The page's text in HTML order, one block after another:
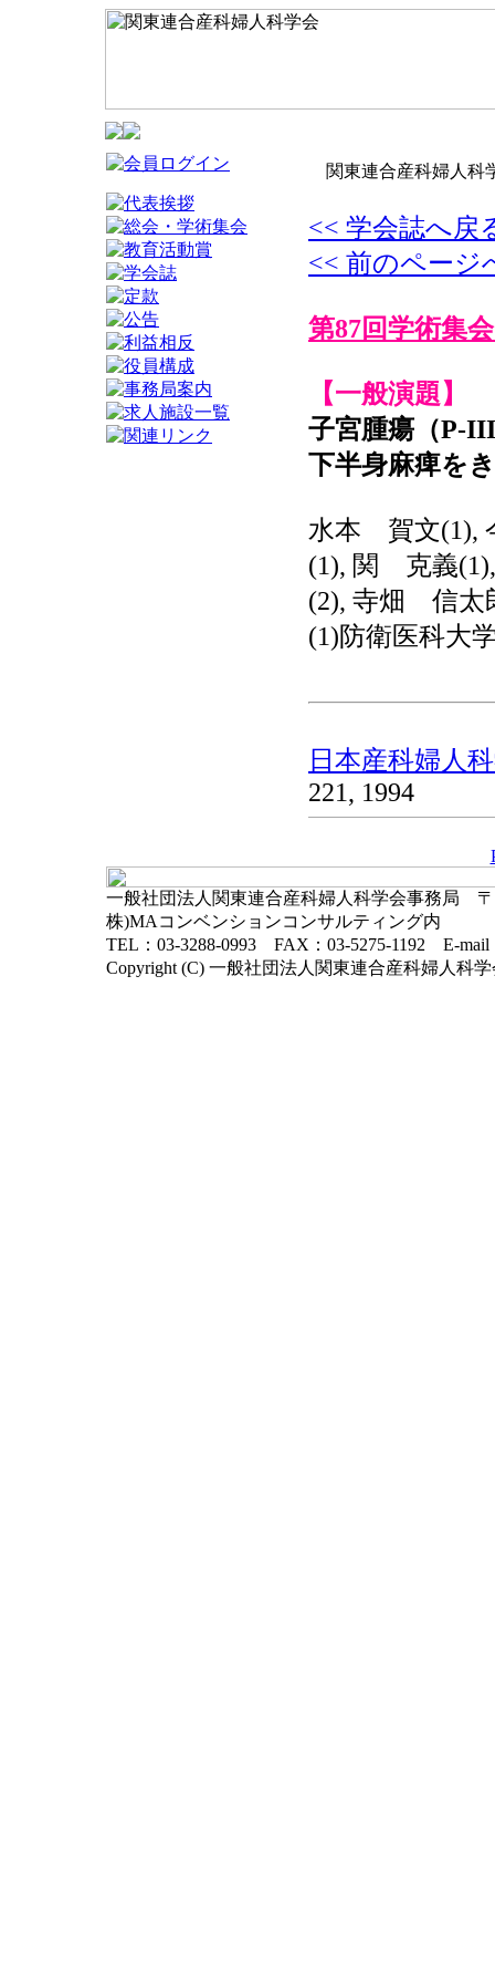
関東連合産科婦人科
<< 学会誌へ戻
<< 前のページ
第87回学術集会
【一般演題】
子宮腫瘍（P-
下半身麻痺を
水本 賀文(1),
(1), 関 克義
(2), 寺畑 信太
(1)防衛医科大
日本産科婦人
221, 1994
一般社団法人関東連合産科婦人科学会事務局 〒
株)MAコンベンションコンサルティング内
TEL：03-3288-0993 FAX：03-5275-1192 E-mail
Copyright (C) 一般社団法人関東連合産科婦人科